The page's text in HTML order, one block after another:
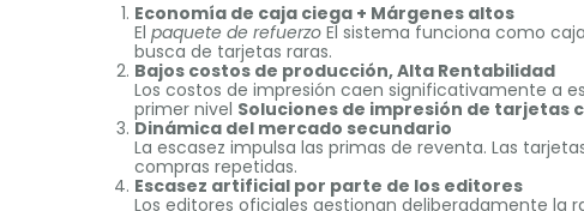
Economía de caja ciega + Márgenes altos
El paquete de refuerzo El sistema funciona como
busca de tarjetas raras.
Bajos costos de producción, Alta Rentabilidad
Los costos de impresión caen significativamente a
primer nivel Soluciones de impresión de tarjetas
Dinámica del mercado secundario
La escasez impulsa las primas de reventa. Las
compras repetidas.
Escasez artificial por parte de los editores
Los editores oficiales gestionan deliberadamente la